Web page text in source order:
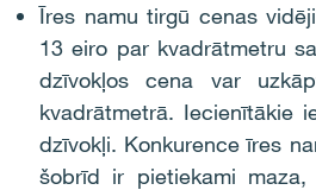
Īres namu tirgū cenas
13 eiro par kvadrātmetru
dzīvokļos cena var
kvadrātmetrā. Iecienītākie
dzīvokļi. Konkurence īres
šobrīd ir pietiekami